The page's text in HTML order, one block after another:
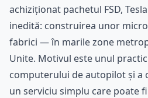
achiziționat pachetul FSD,
inedită: construirea unor
fabrici — în marile zone
Unite. Motivul este unul
computerului de autopilot și a
un serviciu simplu care poate